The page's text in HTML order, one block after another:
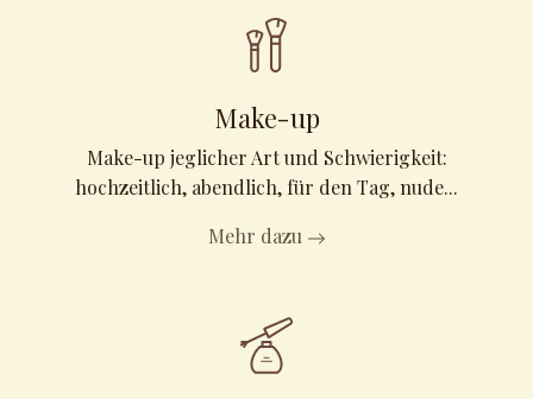
Make-up
Make-up jeglicher Art und Schwierigkeit:
hochzeitlich, abendlich, für den Tag, nude...
Mehr dazu